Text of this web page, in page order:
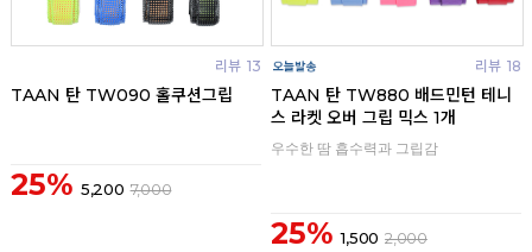
리뷰 13
TAAN 탄 TW090 홀쿠션그립
25% 5,200 7,000
리뷰 18
TAAN 탄 TW880 배드민턴 테니
스 라켓 오버 그립 믹스 1개
우수한 땀 흡수력과 그립감
25% 1,500 2,000